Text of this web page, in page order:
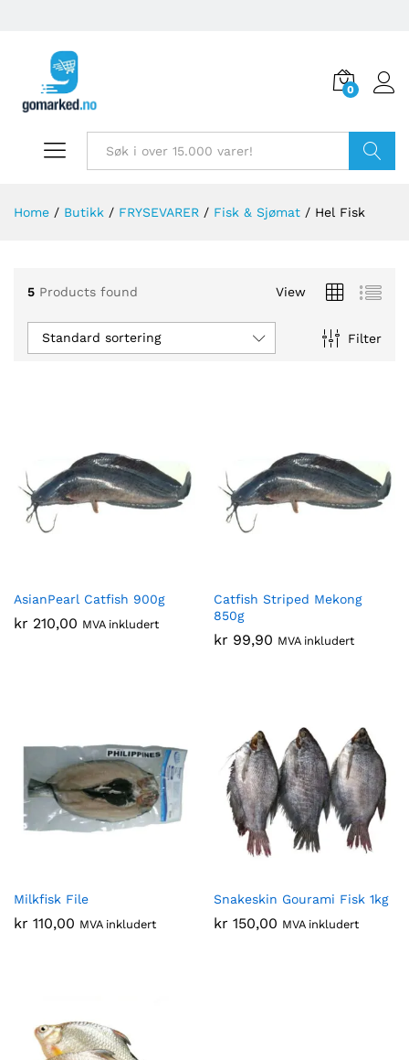
0
Home / Butikk / FRYSEVARER / Fisk & Sjømat / Hel Fisk
5 Products found View
Filter
Standard sortering
AsianPearl Catfish 900g
kr 210,00 MVA inkludert
Catfish Striped Mekong
850g
kr 99,90 MVA inkludert
Milkfisk File
kr 110,00 MVA inkludert
Snakeskin Gourami Fisk 1kg
kr 150,00 MVA inkludert